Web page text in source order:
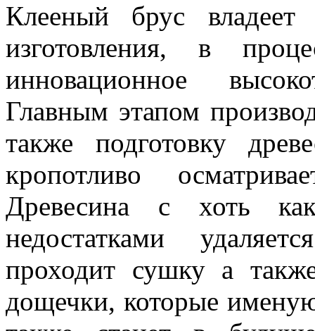
Клееный брус владеет
изготовления, в
инновационное
Главным этапом
также подготовку
кропотливо
Древесина с хоть
недостатками
проходит сушку а
дощечки, которые